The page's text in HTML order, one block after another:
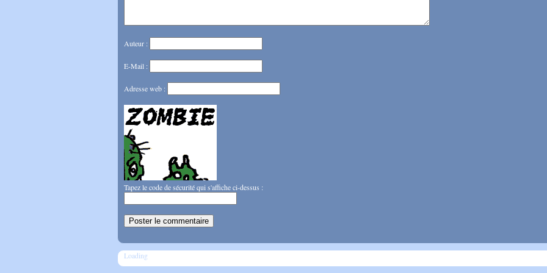
Auteur :
E-Mail :
Adresse web :
Tapez le code de sécurité qui s'affiche ci-dessus :
Loading